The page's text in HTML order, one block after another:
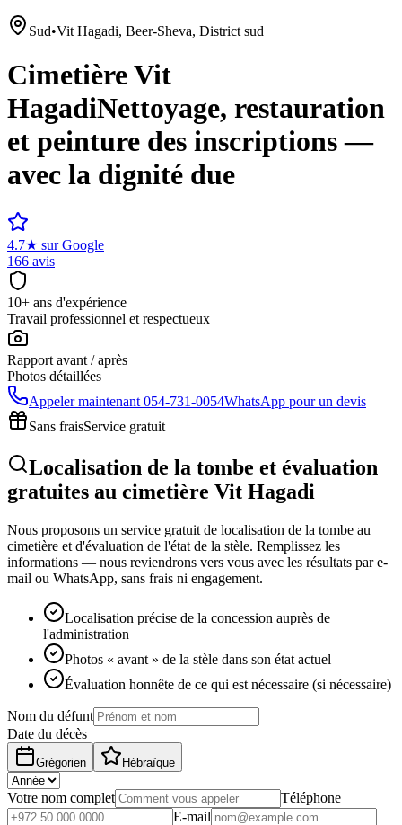
Sud•Vit Hagadi, Beer-Sheva, District sud
CimetièreVit
HagadiNettoyage, restauration
et peinture des inscriptions —
avec la dignité due
4.7★ sur Google
166 avis
10+ ans d'expérience
Travail professionnel et respectueux
Rapport avant / après
Photos détaillées
Appeler maintenant 054-731-0054WhatsApp pour un devis
Sans fraisService gratuit
Localisation de la tombe et évaluation
gratuites au cimetière Vit Hagadi
Nous proposons un service gratuit de localisation de la tombe au
cimetière et d'évaluation de l'état de la stèle. Remplissez les
informations — nous reviendrons vers vous avec les résultats par e-
mail ou WhatsApp, sans frais ni engagement.
Localisation précise de la concession auprès de
l'administration
Photos « avant » de la stèle dans son état actuel
Évaluation honnête de ce qui est nécessaire (si nécessaire)
Nom du défunt
Date du décès
Grégorien Hébraïque
Votre nom complet
Téléphone
E-mail